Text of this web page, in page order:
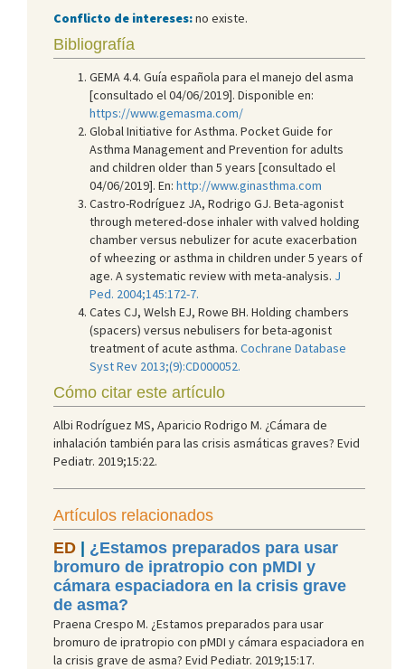
Conflicto de intereses:no existe.
Bibliografía
GEMA 4.4. Guía española para el manejo del asma
[consultado el 04/06/2019]. Disponible en:
https://www.gemasma.com/
Global Initiative for Asthma. Pocket Guide for
Asthma Management and Prevention for adults
and children older than 5 years [consultado el
04/06/2019]. En: http://www.ginasthma.com
Castro-Rodríguez JA, Rodrigo GJ. Beta-agonist
through metered-dose inhaler with valved holding
chamber versus nebulizer for acute exacerbation
of wheezing or asthma in children under 5 years of
age. A systematic review with meta-analysis. J
Ped. 2004;145:172-7.
Cates CJ, Welsh EJ, Rowe BH. Holding chambers
(spacers) versus nebulisers for beta-agonist
treatment of acute asthma. Cochrane Database
Syst Rev 2013;(9):CD000052.
Cómo citar este artículo
Albi Rodríguez MS, Aparicio Rodrigo M. ¿Cámara de
inhalación también para las crisis asmáticas graves? Evid
Pediatr. 2019;15:22.
Artículos relacionados
ED | ¿Estamos preparados para usar
bromuro de ipratropio con pMDI y
cámara espaciadora en la crisis grave
de asma?
Praena Crespo M. ¿Estamos preparados para usar
bromuro de ipratropio con pMDI y cámara espaciadora en
la crisis grave de asma? Evid Pediatr. 2019;15:17.